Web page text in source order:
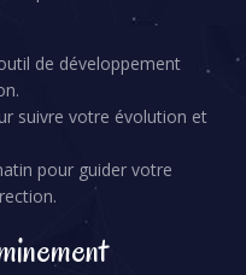
de développement
suivre votre évolution et
pour guider votre